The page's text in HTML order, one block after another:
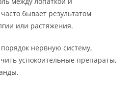
бывает результатом
или растяжения.
нервную систему,
успокоительные препараты,